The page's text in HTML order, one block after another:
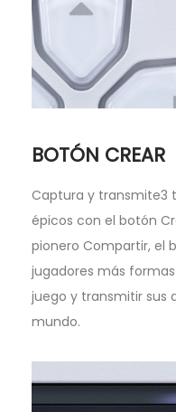
BOTÓN CREAR
Captura y transmite3
épicos con el botón
pionero Compartir, el
jugadores más
juego y transmitir sus
mundo.